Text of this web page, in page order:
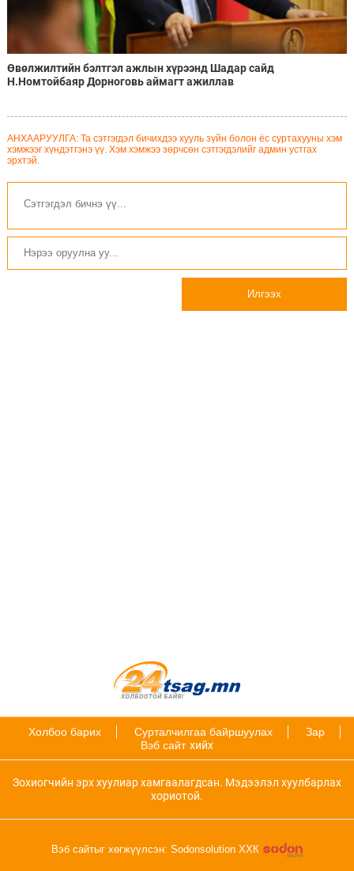
Өвөлжилтийн бэлтгэл ажлын хүрээнд Шадар сайд
Н.Номтойбаяр Дорноговь аймагт ажиллав
АНХААРУУЛГА: Та сэтгэгдэл бичихдээ хууль зүйн болон ёс суртахууны хэм
хэмжээг хүндэтгэнэ үү. Хэм хэмжээ зөрчсөн сэтгэгдэлийг админ устгах
эрхтэй.
Илгээх
Холбоо барих Сурталчилгаа байршуулах
Зар
Вэб сайт хийх
Зохиогчийн эрх хуулиар хамгаалагдсан. Мэдээлэл хуулбарлах
хориотой.
Вэб сайтыг хөгжүүлсэн: Sodonsolution ХХК